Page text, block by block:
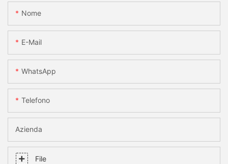
Nome
E-Mail
WhatsApp
Telefono
Azienda
File